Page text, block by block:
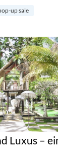
up sale
Luxus –